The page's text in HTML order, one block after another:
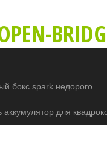
бокс spark недорого
аккумулятор для